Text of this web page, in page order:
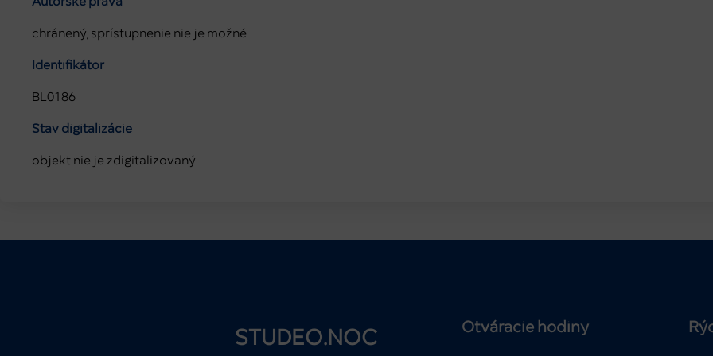
chránený, sprístupnenie nie je možné
Identifikátor
BL0186
Stav digitalizácie
objekt nie je zdigitalizovaný
STUDEO.NOC Otváracie hodiny